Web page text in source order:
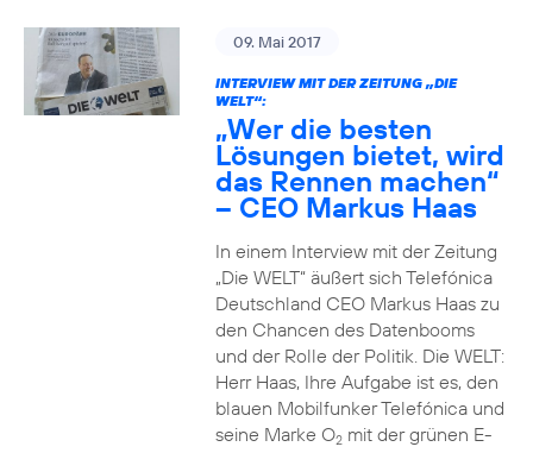
09. Mai 2017
INTERVIEW MIT DER ZEITUNG „DIE
WELT“:
„Wer die besten
Lösungen bietet, wird
das Rennen machen“
– CEO Markus Haas
In einem Interview mit der Zeitung
„Die WELT“ äußert sich Telefónica
Deutschland CEO Markus Haas zu
den Chancen des Datenbooms
und der Rolle der Politik. Die WELT:
Herr Haas, Ihre Aufgabe ist es, den
blauen Mobilfunker Telefónica und
seine Marke O2mit der grünen E-